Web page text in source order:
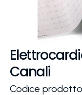
Canali
Codice